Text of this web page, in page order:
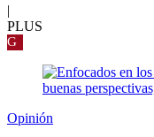
|
PLUS
G
Opinión